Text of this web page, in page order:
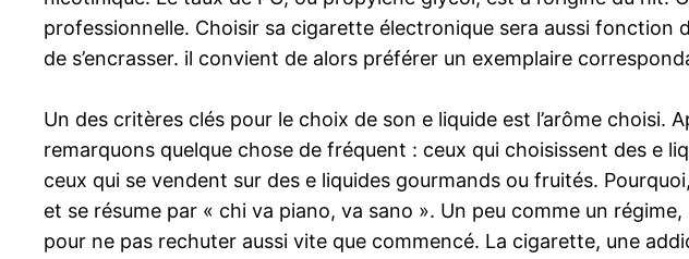
professionnelle. Choisir sa cigarette électronique sera aussi fonction
de s’encrasser. il convient de alors préférer un exemplaire
Un des critères clés pour le choix de son e liquide est l’arôme choisi.
remarquons quelque chose de fréquent : ceux qui choisissent des e
ceux qui se vendent sur des e liquides gourmands ou fruités.
et se résume par « chi va piano, va sano ». Un peu comme un
pour ne pas rechuter aussi vite que commencé. La cigarette, une